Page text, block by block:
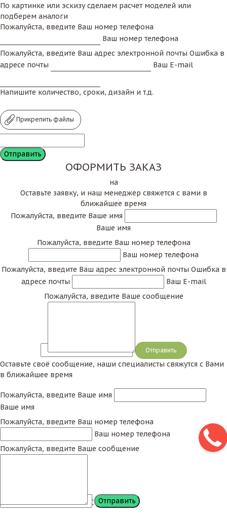
По картинке или эскизу сделаем расчет моделей или
подберем аналоги
Пожалуйста, введите Ваш номер телефона
Ваш номер телефона
Пожалуйста, введите Ваш адрес электронной почты Ошибка в
адресе почты
Ваш E-mail
Напишите количество, сроки, дизайн и т.д.
Прикрепить файлы
ОФОРМИТЬ ЗАКАЗ
на
Оставьте заявку, и наш менеджер свяжется с вами в
ближайшее время
Пожалуйста, введите Ваше имя
Ваше имя
Пожалуйста, введите Ваш номер телефона
Ваш номер телефона
Пожалуйста, введите Ваш адрес электронной почты Ошибка в
адресе почты
Ваш E-mail
Пожалуйста, введите Ваше сообщение
Сообщение
Оставьте своё сообщение, наши специалисты свяжутся с Вами
в ближайшее время
Пожалуйста, введите Ваше имя
Ваше имя
Пожалуйста, введите Ваш номер телефона
Ваш номер телефона
Пожалуйста, введите Ваше сообщение
Сообщение